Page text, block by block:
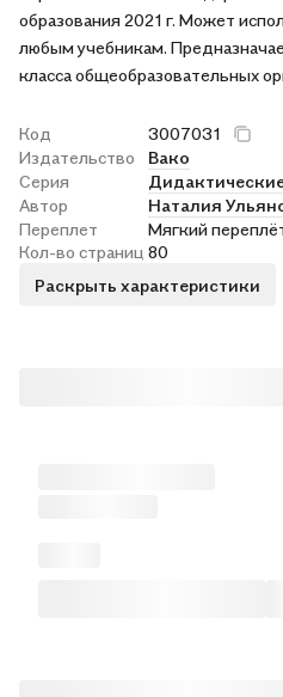
образования 2021 г. Может
любым учебникам.
класса общеобразовательных
Код
3007031
Издательство
Вако
Серия
Автор
Наталия
Переплет
Мягкий
Кол-во страниц 80
Раскрыть характеристики